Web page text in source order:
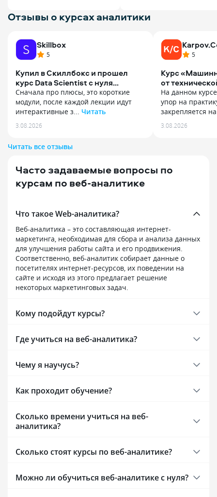
Отзывы о курсах аналитики
Skillbox
5
Купил в Скиллбокс и прошел
курс Data Scientist с нуля
до джуна.
Сначала про плюсы, это короткие
модули, после каждой лекции идут
интерактивные з... Читать
Сначала про плюсы, это короткие
модули, после каждой лекции идут
мои работы живой наставник, ему же
по модулям и самим заданиям.
Теперь про минусы: очень много
в успешности прохождения зависит
да есть наставник, но он не будет
деелать за тебя задания. Резюме
по курсу: подходит
для МОТИВИРОВАННЫХ новичков
которые не любят воды и хотят
реальную обратную связь,
а не просто посмотреть записанные
видео что-то как-то начать шарить
в аналитике.
3.08.2026
5
Курс
от
до создания
На данном
упор на
закрепляется
На данном
упор на
и
и дают
связь. Защита
отличным
и мощным
3.08.2026
Читать все отзывы
Часто задаваемые вопросы по
курсам по веб-аналитике
Что такое Web-аналитика?
Веб-аналитика – это составляющая интернет-
маркетинга, необходимая для сбора и анализа данных
для улучшения работы сайта и его продвижения.
Соответственно, веб-аналитик собирает данные о
посетителях интернет-ресурсов, их поведении на
сайте и исходя из этого предлагает решение
некоторых маркетинговых задач.
Кому подойдут курсы?
Где учиться на веб-аналитика?
Чему я научусь?
Как проходит обучение?
Сколько времени учиться на веб-
аналитика?
Сколько стоят курсы по веб-аналитике?
Можно ли обучиться веб-аналитике с нуля?